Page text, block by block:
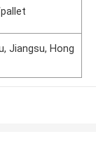
Jiangsu, Hong